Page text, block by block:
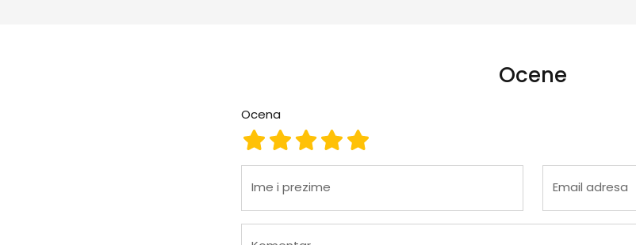
Ocene
Ocena
Ocena 5
Ocena 4
Ocena 3
Ocena 2
Ocena 1
Ime i prezime Email adresa